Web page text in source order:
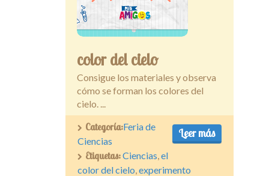
color del cielo
Consigue los materiales y observa
cómo se forman los colores del
cielo. ...
Leer más
Categoría:Feria de
Ciencias
Etiquetas:Ciencias,el
color del cielo,experimento